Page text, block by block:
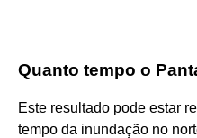
Quanto tempo o
Este resultado pode estar
tempo da inundação no